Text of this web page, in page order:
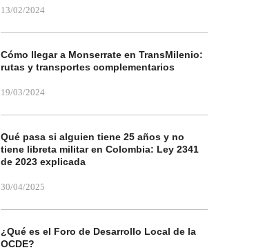
13/02/2024
Cómo llegar a Monserrate en TransMilenio:
rutas y transportes complementarios
19/03/2024
Qué pasa si alguien tiene 25 años y no
tiene libreta militar en Colombia: Ley 2341
de 2023 explicada
30/04/2025
¿Qué es el Foro de Desarrollo Local de la
OCDE?